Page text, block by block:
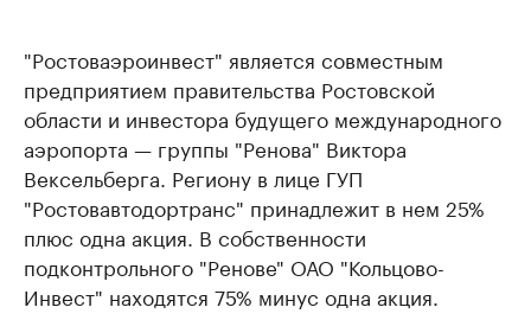
"Ростоваэроинвест" является совместным
предприятием правительства Ростовской
области и инвестора будущего международного
аэропорта — группы "Ренова" Виктора
Вексельберга. Региону в лице ГУП
"Ростовавтодортранс" принадлежит в нем 25%
плюс одна акция. В собственности
подконтрольного "Ренове" ОАО "Кольцово-
Инвест" находятся 75% минус одна акция.